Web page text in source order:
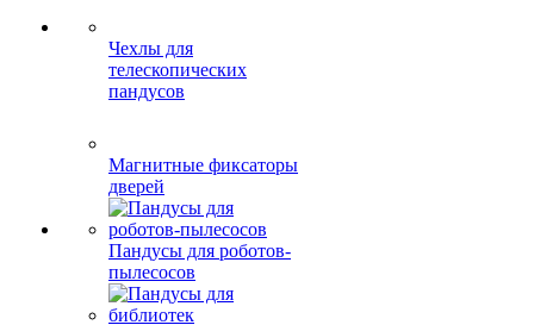
Чехлы для
телескопических
пандусов
Магнитные фиксаторы
дверей
Пандусы для роботов-
пылесосов